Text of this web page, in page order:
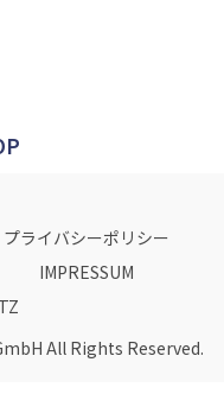
プライバシーポリシー
IMPRESSUM
All Rights Reserved.